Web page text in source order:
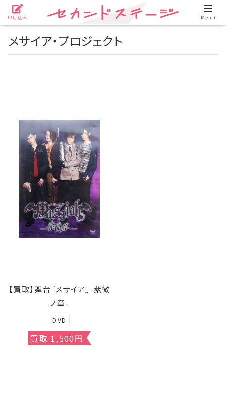
メサイア・プロジェクト
【買取】舞台『メサイア』-紫微
ノ章-
DVD
買取 1,500円
申し込み Menu